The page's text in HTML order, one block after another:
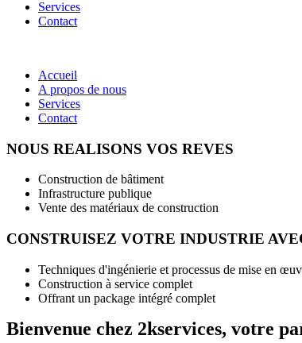
Services
Contact
Accueil
A propos de nous
Services
Contact
NOUS REALISONS VOS REVES
Construction de bâtiment
Infrastructure publique
Vente des matériaux de construction
CONSTRUISEZ VOTRE INDUSTRIE
Techniques d'ingénierie et processus de mise en
Construction à service complet
Offrant un package intégré complet
Bienvenue chez 2kservices, votre